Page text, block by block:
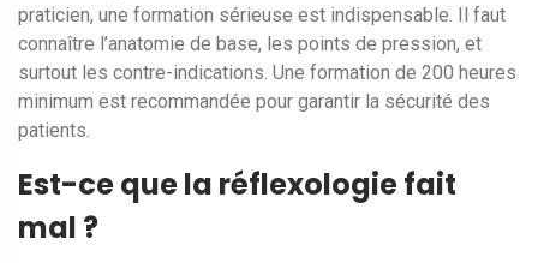
praticien, une formation sérieuse est indispensable. Il faut
connaître l’anatomie de base, les points de pression, et
surtout les contre-indications. Une formation de 200 heures
minimum est recommandée pour garantir la sécurité des
patients.
Est-ce que la réflexologie fait
mal ?